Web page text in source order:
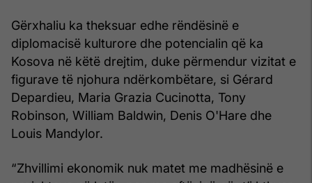
Gërxhaliu ka theksuar edhe rëndësinë e
diplomacisë kulturore dhe potencialin që ka
Kosova në këtë drejtim, duke përmendur vizitat e
figurave të njohura ndërkombëtare, si Gérard
Depardieu, Maria Grazia Cucinotta, Tony
Robinson, William Baldwin, Denis O'Hare dhe
Louis Mandylor.
“Zhvillimi ekonomik nuk matet me madhësinë e